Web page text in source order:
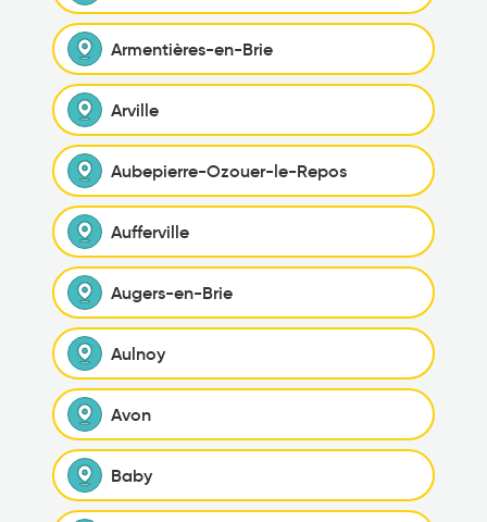
Armentières-en-Brie
Arville
Aubepierre-Ozouer-le-Repos
Aufferville
Augers-en-Brie
Aulnoy
Avon
Baby